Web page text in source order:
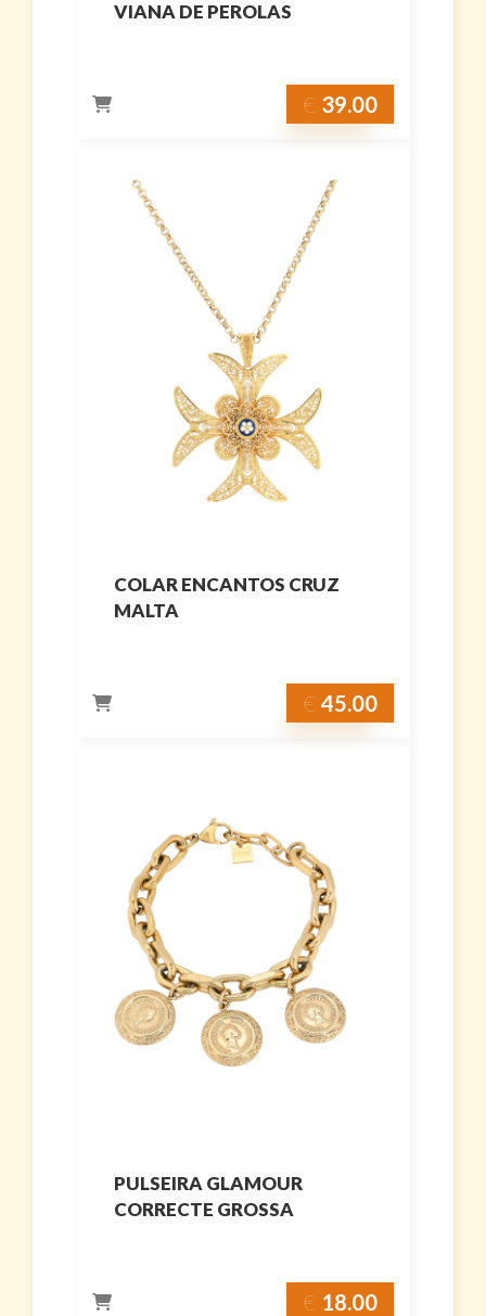
VIANA DE PEROLAS
€ 39.00
COLAR ENCANTOS CRUZ
MALTA
€ 45.00
PULSEIRA GLAMOUR
CORRECTE GROSSA
€ 18.00